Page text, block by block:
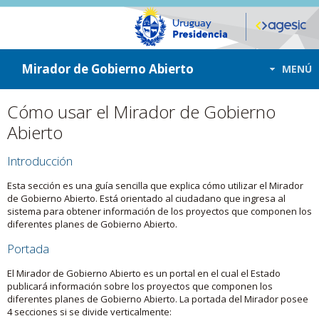
ir a contenido
ir al menú
Mirador de Gobierno Abierto MENÚ
Cómo usar el Mirador de Gobierno
Abierto
Introducción
Esta sección es una guía sencilla que explica cómo utilizar el Mirador
de Gobierno Abierto. Está orientado al ciudadano que ingresa al
sistema para obtener información de los proyectos que componen los
diferentes planes de Gobierno Abierto.
Portada
El Mirador de Gobierno Abierto es un portal en el cual el Estado
publicará información sobre los proyectos que componen los
diferentes planes de Gobierno Abierto. La portada del Mirador posee
4 secciones si se divide verticalmente: